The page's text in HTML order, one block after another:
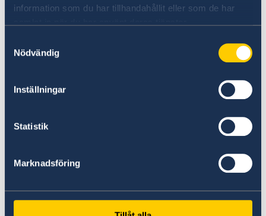
information som du har tillhandahållit eller som de har
Nödvändig
Inställningar
Statistik
Marknadsföring
请注意，瑞典移民局仅接受英文文件。中文或蒙古
文的任何文件都应由专业翻译机构翻译成英文。任
何与申请一起提交的本国婚姻或出生证明复印件均
应经过公证。
18岁以下的申请者在前往瑞典大使领馆或总领事馆
法陪同申请人，其中一人应写一份授权书，允许18
岁以上的人陪同申请人到瑞典大使领馆或领事馆。
如果您在瑞典驻华大使领馆或瑞典驻上海总领事馆
适用信用卡以人民币支付申请费用。有关费用的更